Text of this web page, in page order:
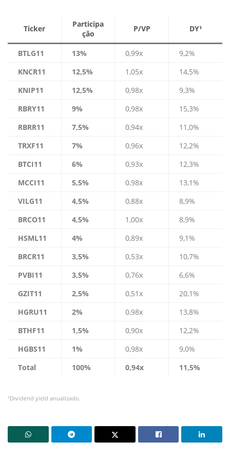
Ticker
Participa
ção
P/VP DY¹
BTLG11 13% 0,99x
9,2%
KNCR11
12,5% 1,05x
14,5%
KNIP11
12,5% 0,98x
9,3%
RBRY11
9% 0,98x
15,3%
RBRR11
7,5% 0,94x
11,0%
TRXF11
7% 0,96x
12,2%
BTCI11
6% 0,93x
12,3%
MCCI11
5,5% 0,98x
13,1%
VILG11
4,5% 0,88x
8,9%
BRCO11
4,5% 1,00x
8,9%
HSML11
4% 0,89x
9,1%
BRCR11
3,5% 0,53x
10,7%
PVBI11
3,5% 0,76x
6,6%
GZIT11
2,5% 0,51x
20,1%
HGRU11
2% 0,98x
13,8%
BTHF11
1,5% 0,90x
12,2%
HGBS11
1% 0,98x
9,0%
Total
100% 0,94x 11,5%
¹Dividend yield anualizado.